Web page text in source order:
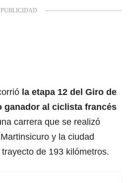
la etapa 12 del Giro de
ganador al ciclista francés
carrera que se realizó
y la ciudad
de 193 kilómetros.